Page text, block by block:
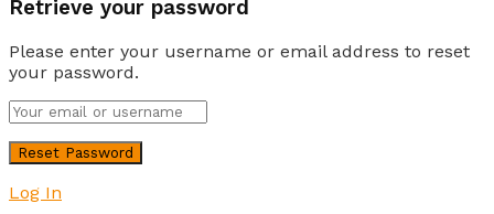
Retrieve your password
Please enter your username or email address to reset
your password.
Log In